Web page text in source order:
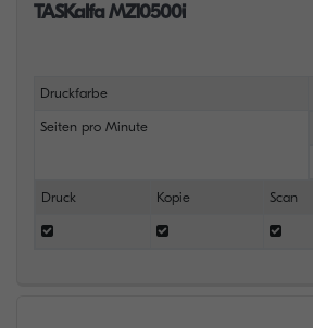
TASKalfa MZ10500i
Druckfarbe
Seiten pro Minute
Druck Kopie Scan